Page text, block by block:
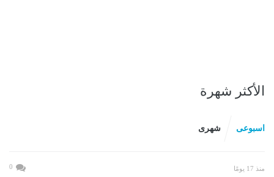
الأكثر شهرة
اسبوعى شهرى
منذ 17 يومًا 0